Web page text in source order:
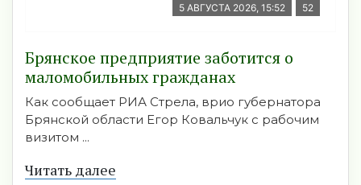
5 АВГУСТА 2026, 15:52 52
Брянское предприятие заботится о
маломобильных гражданах
Как сообщает РИА Стрела, врио губернатора
Брянской области Егор Ковальчук с рабочим
визитом ...
Читать далее